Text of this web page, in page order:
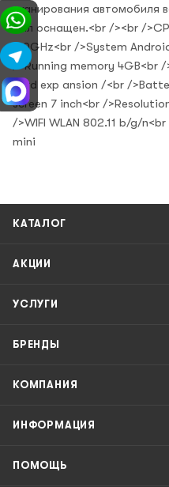
сканирования автомобиля
был оснащен.<br /><br /
2.0GHz<br />System
/>Running memory 4GB<br
card exp ansion /<br /
screen 7 inch<br /
/>WIFI WLAN 802.11 b/g/
mini
КАТАЛОГ
АКЦИИ
УСЛУГИ
БРЕНДЫ
КОМПАНИЯ
ИНФОРМАЦИЯ
ПОМОЩЬ